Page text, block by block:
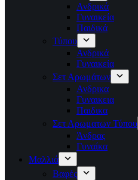
Ανδρικά
Γυναικεία
Παιδικά
Τύπου
Ανδρικά
Γυναικεία
Σετ Αρωμάτων
Ανδρικα
Γυναικεια
Παιδικα
Σετ Αρωματων Τύπου
Άνδρας
Γυναίκα
Μαλλιά
Βαφές